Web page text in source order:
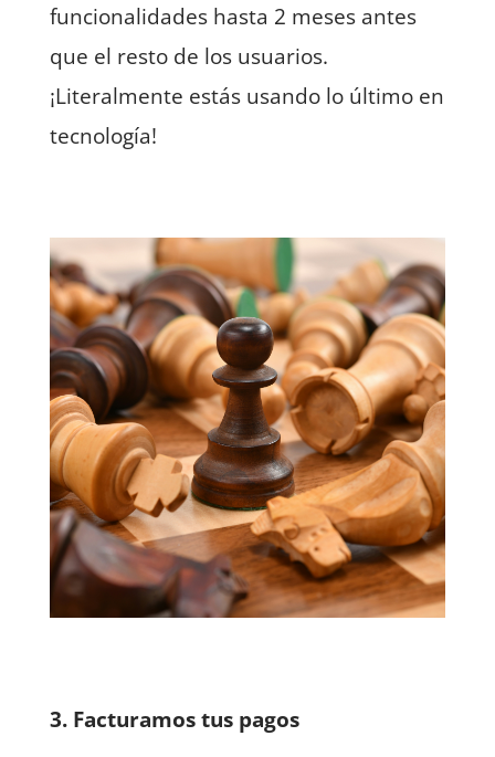
funcionalidades hasta 2 meses antes
que el resto de los usuarios.
¡Literalmente estás usando lo último en
tecnología!
3. Facturamos tus pagos